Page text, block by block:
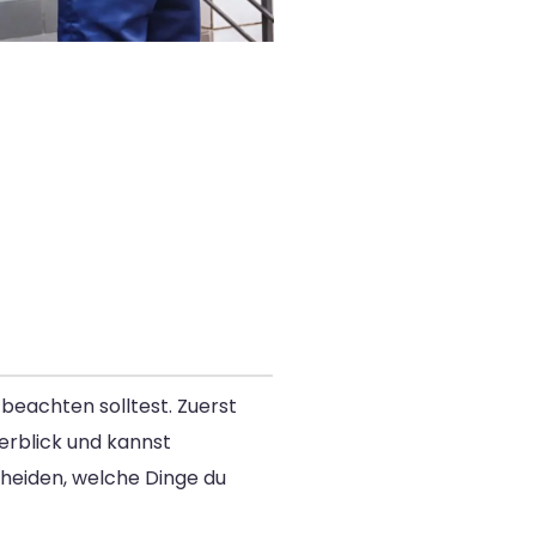
solltest. Zuerst
und kannst
welche Dinge du